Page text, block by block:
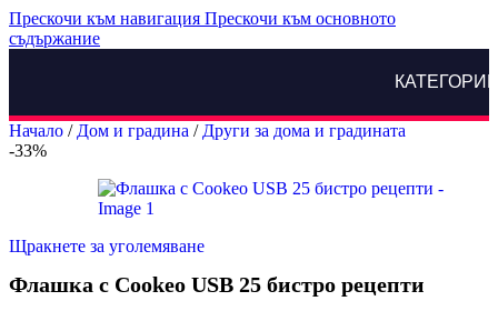
Прескочи към навигация Прескочи към основното
съдържание
Начало / Дом и градина / Други за дома и градината
-33%
Щракнете за уголемяване
Флашка с Cookeo USB 25 бистро рецепти